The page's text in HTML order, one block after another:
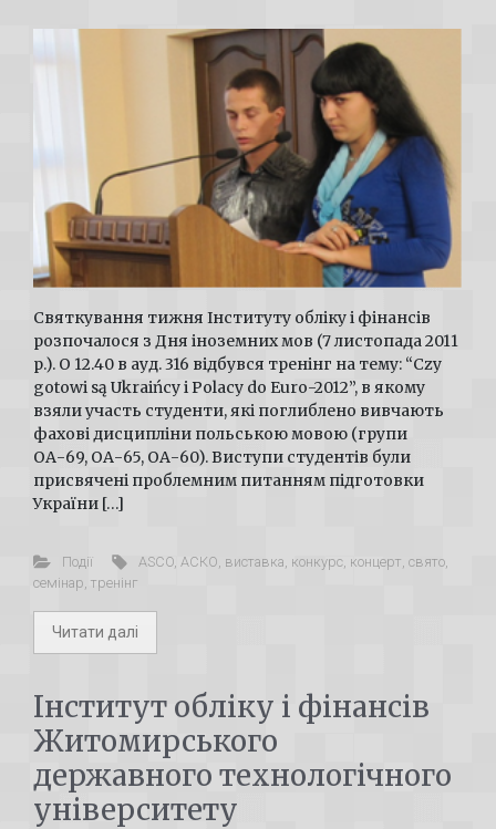
Святкування тижня Інституту обліку і фінансів
розпочалося з Дня іноземних мов (7 листопада 2011
р.). О 12.40 в ауд. 316 відбувся тренінг на тему: “Czy
gotowi są Ukraińcy i Polacy do Euro-2012”, в якому
взяли участь студенти, які поглиблено вивчають
фахові дисципліни польською мовою (групи
ОА-69, ОА-65, ОА-60). Виступи студентів були
присвячені проблемним питанням підготовки
України […]
Події ASCO АСКО виставка конкурс концерт ,свято
семінар тренінг
Читати далі
Інститут обліку і фінансів
Житомирського
державного технологічного
університету